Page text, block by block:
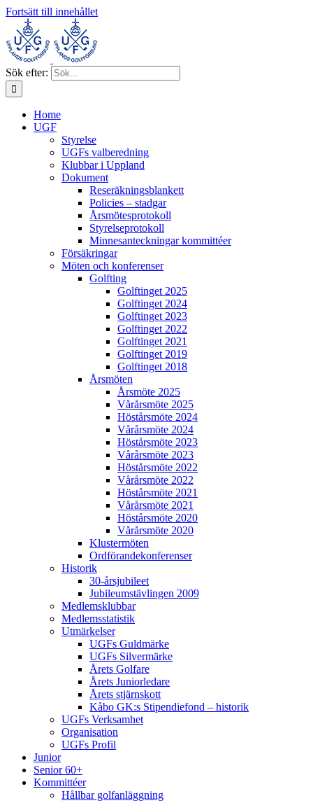
Fortsätt till innehållet
Sök efter:
Home
UGF
Styrelse
UGFs valberedning
Klubbar i Uppland
Dokument
Reseräkningsblankett
Policies – stadgar
Årsmötesprotokoll
Styrelseprotokoll
Minnesanteckningar kommittéer
Försäkringar
Möten och konferenser
Golfting
Golftinget 2025
Golftinget 2024
Golftinget 2023
Golftinget 2022
Golftinget 2021
Golftinget 2019
Golftinget 2018
Årsmöten
Årsmöte 2025
Vårårsmöte 2025
Höstårsmöte 2024
Vårårsmöte 2024
Höstårsmöte 2023
Vårårsmöte 2023
Höstårsmöte 2022
Vårårsmöte 2022
Höstårsmöte 2021
Vårårsmöte 2021
Höstårsmöte 2020
Vårårsmöte 2020
Klustermöten
Ordförandekonferenser
Historik
30-årsjubileet
Jubileumstävlingen 2009
Medlemsklubbar
Medlemsstatistik
Utmärkelser
UGFs Guldmärke
UGFs Silvermärke
Årets Golfare
Årets Juniorledare
Årets stjärnskott
Kåbo GK:s Stipendiefond – historik
UGFs Verksamhet
Organisation
UGFs Profil
Junior
Senior 60+
Kommittéer
Hållbar golfanläggning